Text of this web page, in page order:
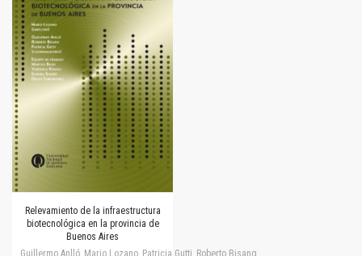
Relevamiento de la infraestructura
biotecnológica en la provincia de
Buenos Aires
Guillermo Anlló, Mario Lozano, Patricia Gutti, Roberto Bisang